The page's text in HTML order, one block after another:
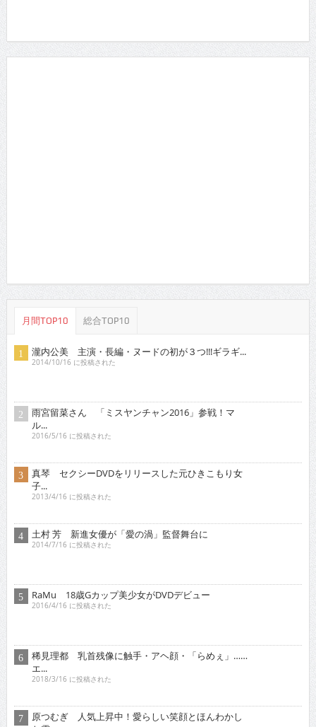
月間TOP10 総合TOP10
瀧内公美 主演・長編・ヌードの初が３つ!!!ギラギ...
2014/10/16 に投稿された
雨宮留菜さん 「ミスヤンチャン2016」参戦！マ
ル...
2016/5/16 に投稿された
真琴 セクシーDVDをリリースした元ひきこもり女
子...
2013/4/16 に投稿された
土村 芳 新進女優が「愛の渦」監督舞台に
2014/7/16 に投稿された
RaMu 18歳Gカップ美少女がDVDデビュー
2016/4/16 に投稿された
稀見理都 乳首残像に触手・アヘ顔・「らめぇ」……
エ...
2018/3/16 に投稿された
原つむぎ 人気上昇中！愛らしい笑顔とほんわかし